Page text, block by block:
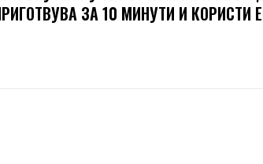
ЗА 10 МИНУТИ И КОРИСТИ